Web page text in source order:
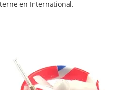
en International.